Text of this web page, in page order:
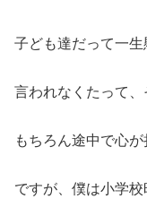
子ども達だって一生
言われなくたって、
もちろん途中で心
ですが、僕は小学校